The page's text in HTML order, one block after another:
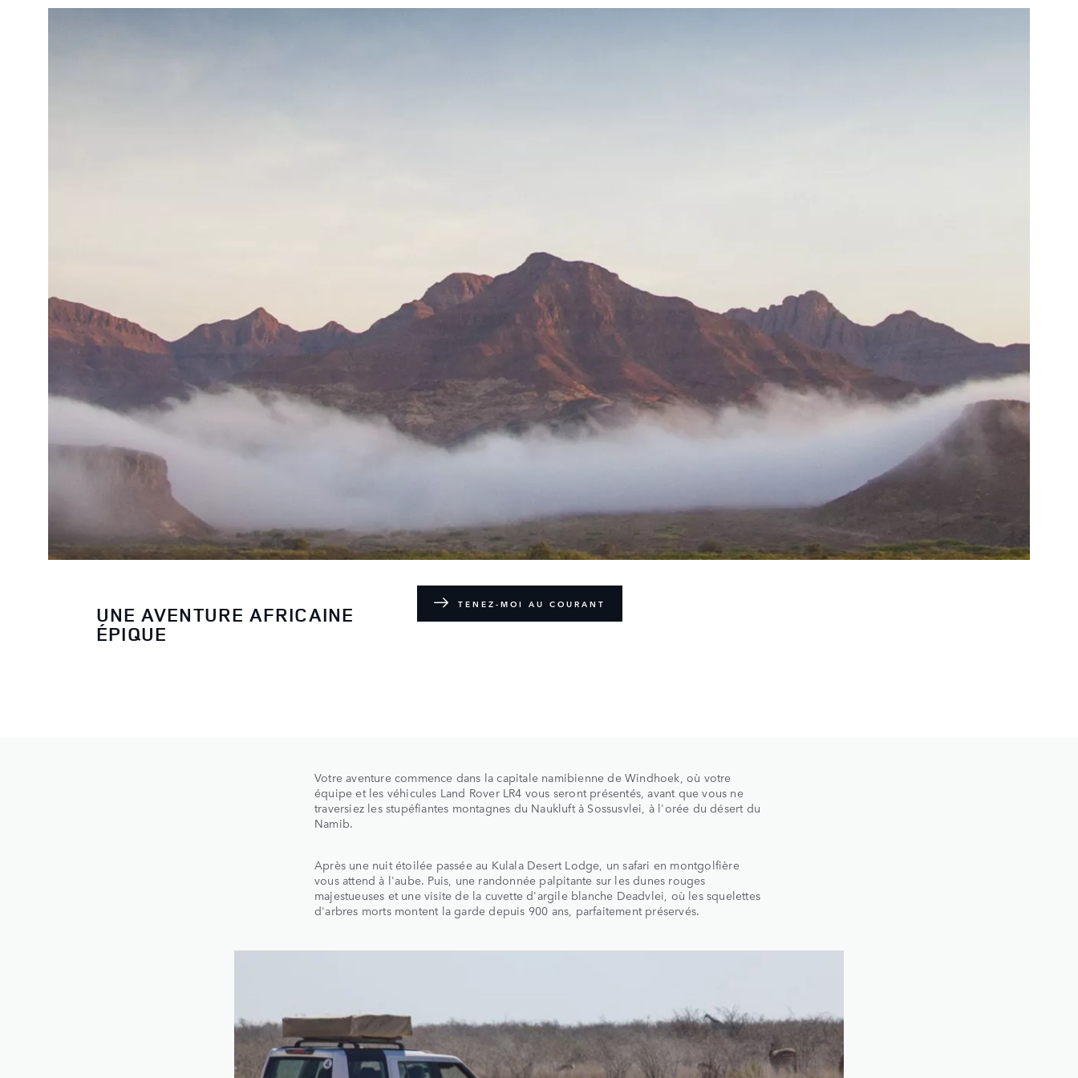
UNE AVENTURE AFRICAINE
ÉPIQUE
TENEZ-MOI AU COURANT
Votre aventure commence dans la capitale namibienne de Windhoek, où votre
équipe et les véhicules Land Rover LR4 vous seront présentés, avant que vous ne
traversiez les stupéfiantes montagnes du Naukluft à Sossusvlei, à l'orée du désert du
Namib.
Après une nuit étoilée passée au Kulala Desert Lodge, un safari en montgolfière
vous attend à l'aube. Puis, une randonnée palpitante sur les dunes rouges
majestueuses et une visite de la cuvette d'argile blanche Deadvlei, où les squelettes
d'arbres morts montent la garde depuis 900 ans, parfaitement préservés.